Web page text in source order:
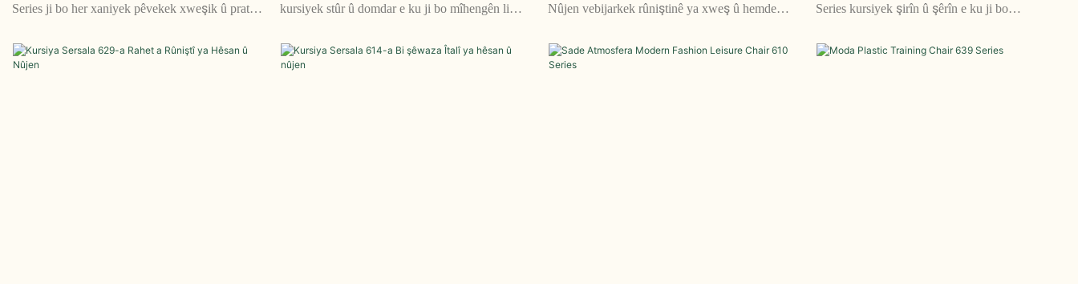
Series ji bo her xaniyek pêvekek xweşik û pratîkî
rihetbûn û rehetiyê hatiye çêkirin
kursiyek stûr û domdar e ku ji bo mîhengên li
xweya xweş û rûniştina xweya rehet, ew bê
Nûjen vebijarkek rûniştinê ya xweş û hemdem e
Sêwirana wê ya mînîmalîst ji bo mal û ofîsên
Series kursiyek şirîn û şêrîn e ku ji bo
çêkirin. Bi sêwirana xweya mînîmalîst û